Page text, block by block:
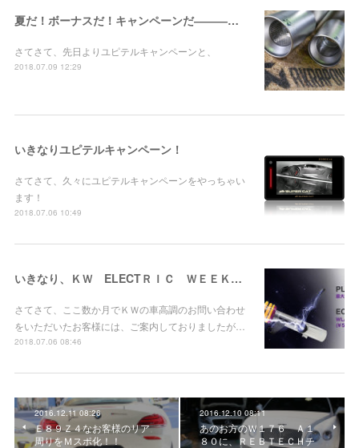
夏だ！ボーナスだ！キャンペーンだ――――！
さてさて、先日よりユピテルキャンペーンと、
2018.07.09 12:29
いきなりユピテルキャンペーン！
さてさて、久々にユピテルキャンペーンをやっちゃい
ます！
2018.07.06 10:49
いきなり、ＫＷ ELECTＲＩＣ ＷＥＥＫ キャンペーン！
さてさて、ここ数か月でＫＷの車高調のお問い合わせ
をいただいたお客様には、ご案内しておりましたが…
2018.07.06 08:46
2016.12.11 08:26
Ｅ８９Ｚ４なお客様のリア
周りをＭスポ化！！
2016.12.10 08:11
あのお方のＷ１７６ Ａ１
８０に、ＲＥＢＴＥＣＨチ